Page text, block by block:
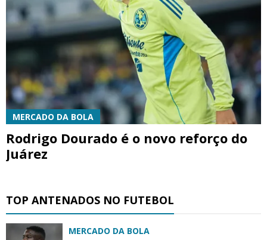
MERCADO DA BOLA
Rodrigo Dourado é o novo reforço do
Juárez
TOP ANTENADOS NO FUTEBOL
MERCADO DA BOLA